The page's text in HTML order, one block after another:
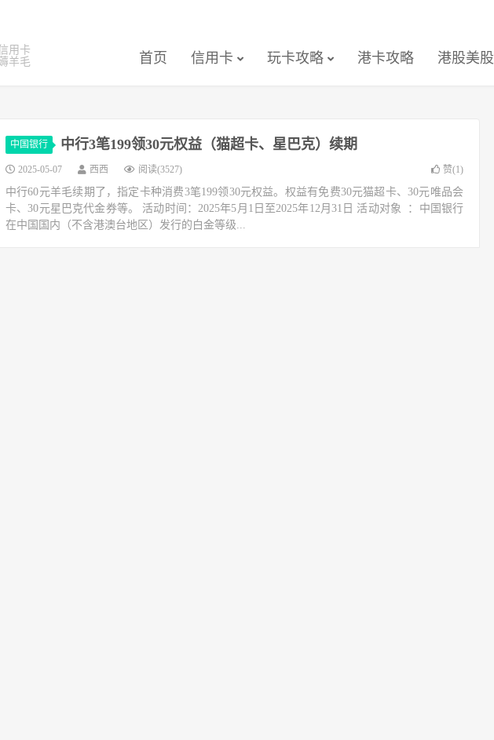
用卡
羊毛
首页 信用卡 玩卡攻略 港卡攻略 港股美股
中国银行 中行3笔199领30元权益（猫超卡、星巴克）续期
2025-05-07 西西 阅读(3527) 赞(1)
中行60元羊毛续期了，指定卡种消费3笔199领30元权益。权益有免费30元猫超卡、30元唯品会
卡、30元星巴克代金券等。 活动时间：2025年5月1日至2025年12月31日 活动对象 ：中国银行
在中国国内（不含港澳台地区）发行的白金等级...